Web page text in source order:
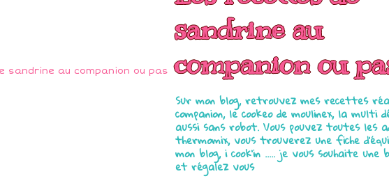
sandrine au
companion ou
Sur mon blog, retrouvez mes recettes
companion, le cookeo de moulinex, la multi
aussi sans robot. Vous pouvez toutes les
thermomix, vous trouverez une fiche
mon blog, i cook'in ..... je vous souhaite une
et régalez vous